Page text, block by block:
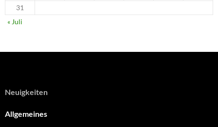
31
« Juli
Neuigkeiten
Allgemeines